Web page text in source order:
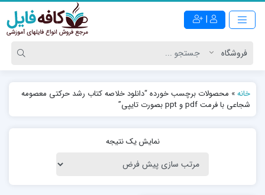
|
خانه» محصولات برچسب خورده “دانلود خلاصه کتاب رشد حرکتی معصومه
شجاعی با فرمت pdf و ppt بصورت تایپی”
نمایش یک نتیجه